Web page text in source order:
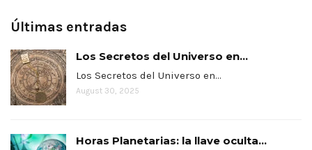
Últimas entradas
Los Secretos del Universo en...
Los Secretos del Universo en…
August 30, 2025
Horas Planetarias: la llave oculta...